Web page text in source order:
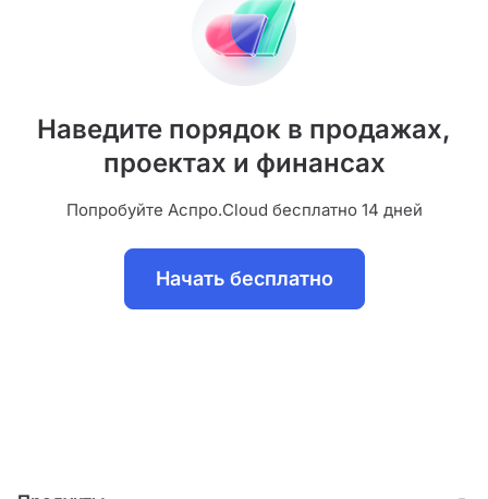
Наведите порядок в продажах,
проектах и финансах
Попробуйте Аспро.Cloud бесплатно 14 дней
Начать бесплатно